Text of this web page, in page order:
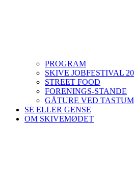
PROGRAM
SKIVE JOBFESTIVAL
STREET FOOD
FORENINGS-STANDE
GÅTURE VED
SE ELLER GENSE
OM SKIVEMØDET